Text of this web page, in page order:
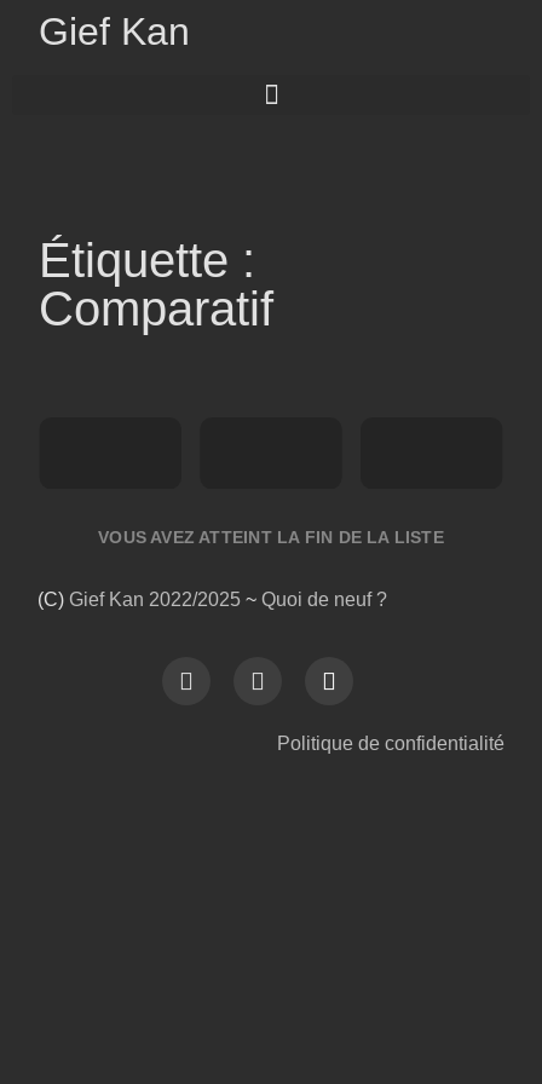
Gief Kan
Étiquette :
Comparatif
VOUS AVEZ ATTEINT LA FIN DE LA LISTE
(C) Gief Kan 2022/2025 ~Quoi de neuf ?
Politique de confidentialité